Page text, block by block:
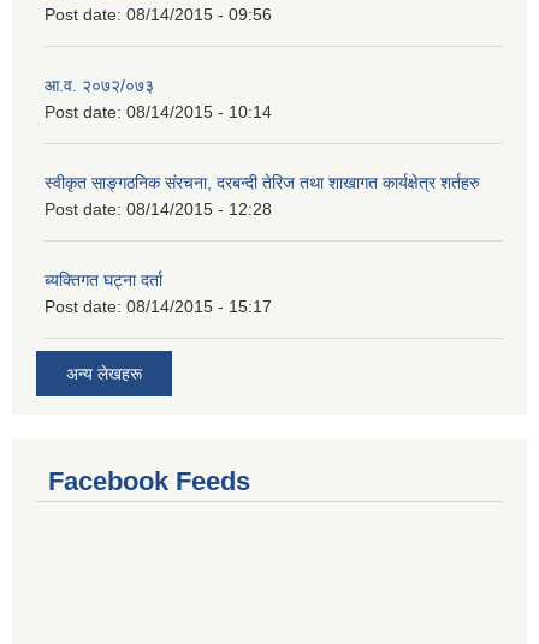
Post date: 08/14/2015 - 09:56
आ.व. २०७२/०७३
Post date: 08/14/2015 - 10:14
स्वीकृत साङ्गठनिक संरचना, दरबन्दी तेरिज तथा शाखागत कार्यक्षेत्र शर्तहरु
Post date: 08/14/2015 - 12:28
ब्यक्तिगत घट्ना दर्ता
Post date: 08/14/2015 - 15:17
अन्य लेखहरू
Facebook Feeds